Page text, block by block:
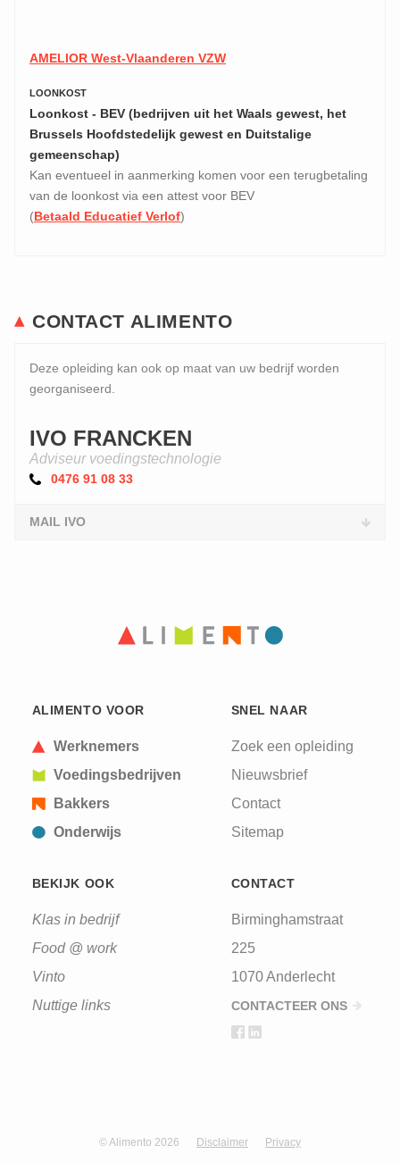
AMELIOR West-Vlaanderen VZW
LOONKOST
Loonkost - BEV (bedrijven uit het Waals gewest, het
Brussels Hoofdstedelijk gewest en Duitstalige
gemeenschap)
Kan eventueel in aanmerking komen voor een terugbetaling
van de loonkost via een attest voor BEV
(Betaald Educatief Verlof)
CONTACT ALIMENTO
Deze opleiding kan ook op maat van uw bedrijf worden
georganiseerd.
IVO FRANCKEN
Adviseur voedingstechnologie
0476 91 08 33
MAIL IVO
ALIMENTO VOOR
Werknemers
Voedingsbedrijven
Bakkers
Onderwijs
SNEL NAAR
Zoek een opleiding
Nieuwsbrief
Contact
Sitemap
BEKIJK OOK
Klas in bedrijf
Food @ work
Vinto
Nuttige links
CONTACT
Birminghamstraat
225
1070 Anderlecht
CONTACTEER ONS
© Alimento 2026 Disclaimer Privacy